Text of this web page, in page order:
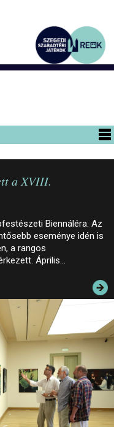
a XVIII.
Biennáléra. Az
eseménye idén is
a rangos
Április…